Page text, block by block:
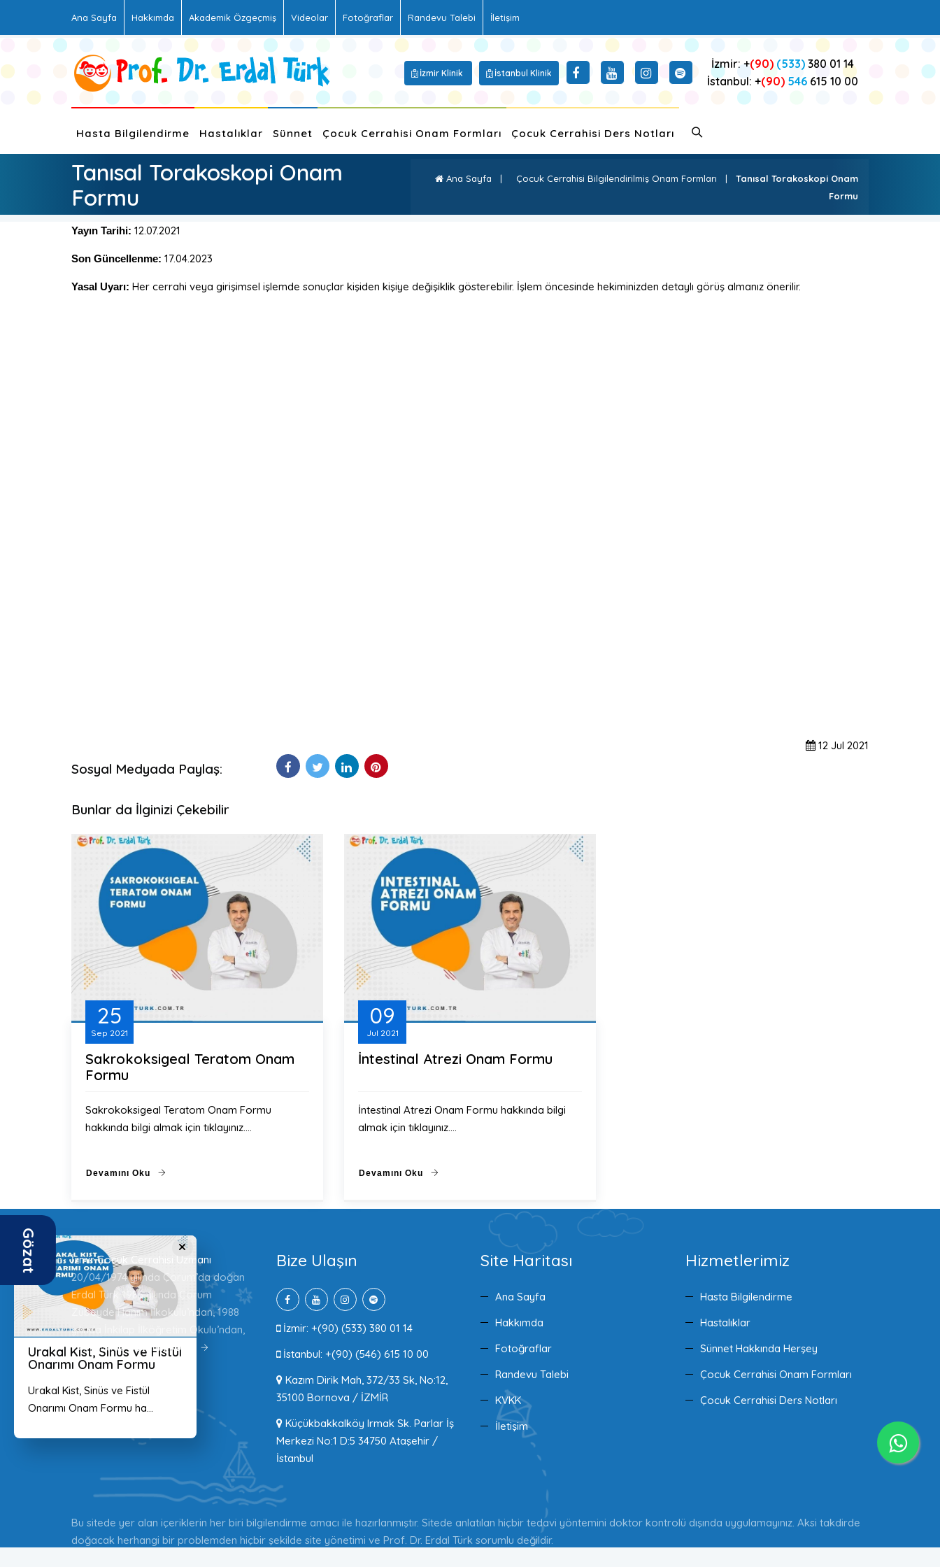
Ana Sayfa Hakkımda Akademik Özgeçmiş Videolar Fotoğraflar Randevu Talebi İletişim
İzmir Klinik İstanbul Klinik
İzmir: +(90) (533) 380 01 14
İstanbul: +(90) 546 615 10 00
Hasta Bilgilendirme Hastalıklar Sünnet Çocuk Cerrahisi Onam Formları Çocuk Cerrahisi Ders Notları
Tanısal Torakoskopi Onam
Formu
Ana Sayfa | Çocuk Cerrahisi Bilgilendirilmiş Onam Formları |
Tanısal Torakoskopi Onam
Formu
Yayın Tarihi: 12.07.2021
Son Güncellenme: 17.04.2023
Yasal Uyarı: Her cerrahi veya girişimsel işlemde sonuçlar kişiden kişiye değişiklik gösterebilir. İşlem öncesinde hekiminizden detaylı görüş almanız önerilir.
12 Jul 2021
Sosyal Medyada Paylaş:
Bunlar da İlginizi Çekebilir
25
Sep 2021
Sakrokoksigeal Teratom Onam
Formu
Sakrokoksigeal Teratom Onam Formu
hakkında bilgi almak için tıklayınız.…
Devamını Oku
09
Jul 2021
İntestinal Atrezi Onam Formu
İntestinal Atrezi Onam Formu hakkında bilgi
almak için tıklayınız.…
Devamını Oku
×
Urakal Kist, Sinüs ve Fistül
Onarımı Onam Formu
Urakal Kist, Sinüs ve Fistül
Onarımı Onam Formu ha...
Gözat
İzmir Çocuk Cerrahisi Uzmanı
20/04/1974 yılında Çorum’da doğan
Erdal Türk 1985 yılında Çorum
Zübeyde Hanım İlkokulu’ndan, 1988
yılında İnkilap İlköğretim Okulu’ndan,
1991 yılında Devamını Oku
Bize Ulaşın
İzmir: +(90) (533) 380 01 14
İstanbul: +(90) (546) 615 10 00
Kazım Dirik Mah, 372/33 Sk, No:12,
35100 Bornova / İZMİR
Küçükbakkalköy Irmak Sk. Parlar İş
Merkezi No:1 D:5 34750 Ataşehir /
İstanbul
Site Haritası
Ana Sayfa
Hakkımda
Fotoğraflar
Randevu Talebi
KVKK
İletişim
Hizmetlerimiz
Hasta Bilgilendirme
Hastalıklar
Sünnet Hakkında Herşey
Çocuk Cerrahisi Onam Formları
Çocuk Cerrahisi Ders Notları
Bu sitede yer alan içeriklerin her biri bilgilendirme amacı ile hazırlanmıştır. Sitede anlatılan hiçbir tedavi yöntemini doktor kontrolü dışında uygulamayınız. Aksi takdirde
doğacak herhangi bir problemden hiçbir şekilde site yönetimi ve Prof. Dr. Erdal Türk sorumlu değildir.